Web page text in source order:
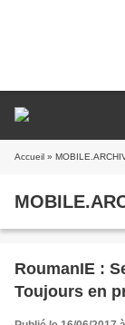
Accueil »
RoumanIE :
Toujours en